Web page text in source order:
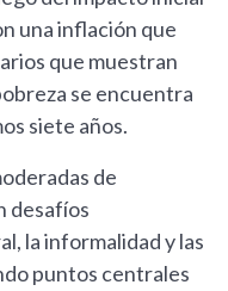
una inflación que
que muestran
se encuentra
siete años.
de
desafíos
la informalidad y las
puntos centrales